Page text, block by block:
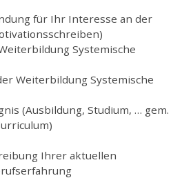
für Ihr Interesse an der
Systemische
Weiterbildung Systemische
(Ausbildung, Studium, … gem.
Ihrer aktuellen